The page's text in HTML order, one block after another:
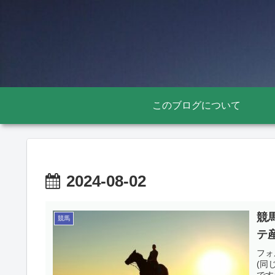
このブログについて
2024-08-02
競馬
競
テ
フ
(同